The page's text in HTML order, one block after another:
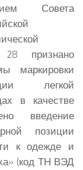
Совета
признано
маркировки
легкой
в качестве
введение
позиции
к одежде и
(код ТН ВЭД